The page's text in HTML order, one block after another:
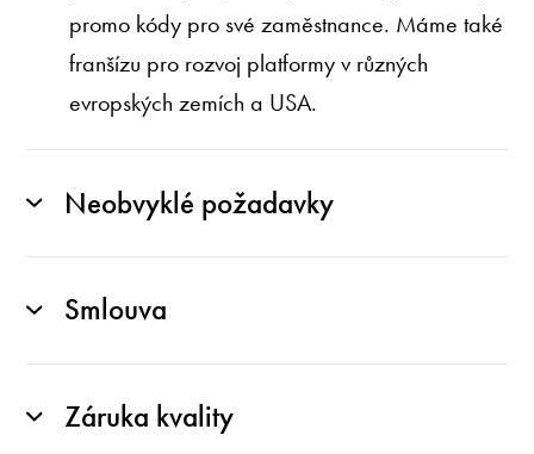
promo kódy pro své zaměstnance. Máme také
franšízu pro rozvoj platformy v různých
evropských zemích a USA.
Neobvyklé požadavky
Smlouva
Záruka kvality